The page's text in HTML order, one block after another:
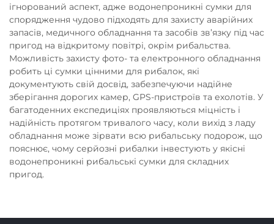
ігнорований аспект, адже водонепроникні сумки для
спорядження чудово підходять для захисту аварійних
запасів, медичного обладнання та засобів зв’язку під час
пригод на відкритому повітрі, окрім рибальства.
Можливість захисту фото- та електронного обладнання
робить ці сумки цінними для рибалок, які
документують свій досвід, забезпечуючи надійне
зберігання дорогих камер, GPS-пристроїв та ехолотів. У
багатоденних експедиціях проявляються міцність і
надійність протягом тривалого часу, коли вихід з ладу
обладнання може зірвати всю рибальську подорож, що
пояснює, чому серйозні рибалки інвестують у якісні
водонепроникні рибальські сумки для складних
пригод.